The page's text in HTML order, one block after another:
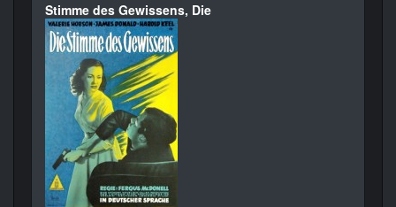
Stimme des Gewissens, Die